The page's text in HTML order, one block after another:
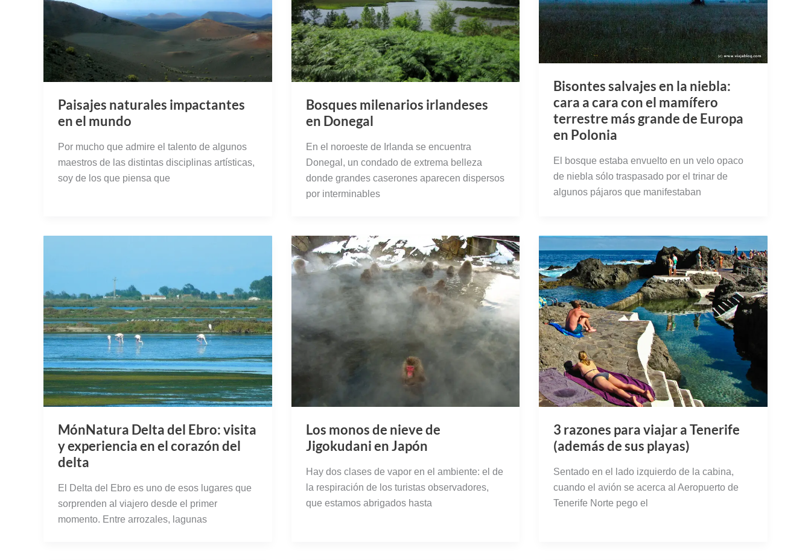
Paisajes naturales impactantes
en el mundo
Por mucho que admire el talento de algunos
maestros de las distintas disciplinas artísticas,
soy de los que piensa que
Bosques milenarios irlandeses
en Donegal
En el noroeste de Irlanda se encuentra
Donegal, un condado de extrema belleza
donde grandes caserones aparecen dispersos
por interminables
Bisontes salvajes en la niebla:
cara a cara con el mamífero
terrestre más grande de Europa
en Polonia
El bosque estaba envuelto en un velo opaco
de niebla sólo traspasado por el trinar de
algunos pájaros que manifestaban
MónNatura Delta del Ebro: visita
y experiencia en el corazón del
delta
El Delta del Ebro es uno de esos lugares que
sorprenden al viajero desde el primer
momento. Entre arrozales, lagunas
Los monos de nieve de
Jigokudani en Japón
Hay dos clases de vapor en el ambiente: el de
la respiración de los turistas observadores,
que estamos abrigados hasta
3 razones para viajar a Tenerife
(además de sus playas)
Sentado en el lado izquierdo de la cabina,
cuando el avión se acerca al Aeropuerto de
Tenerife Norte pego el